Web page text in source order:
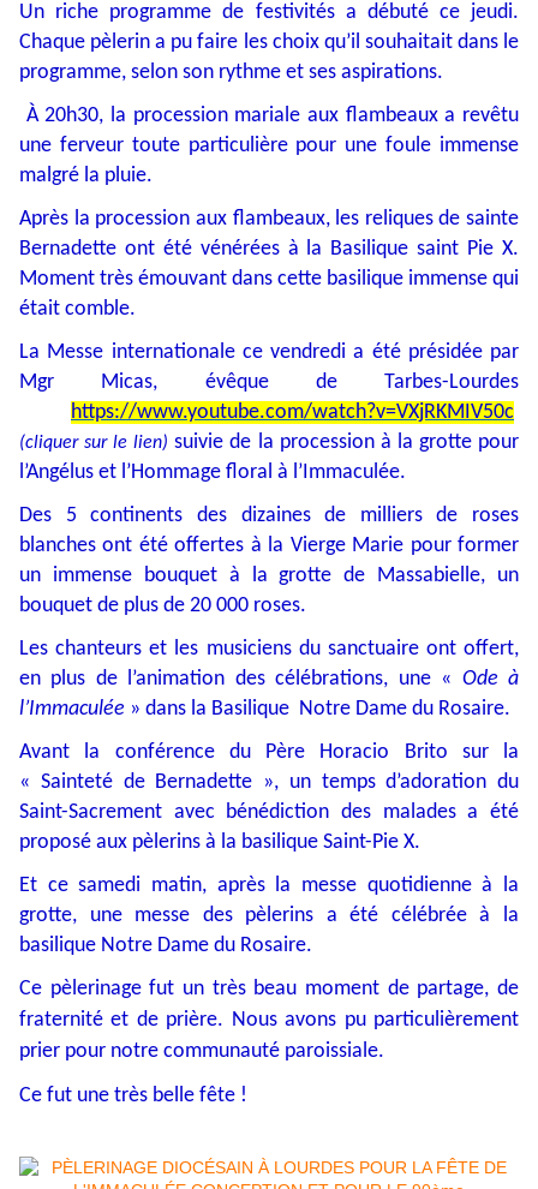
Un riche programme de festivités a débuté ce jeudi.
Chaque pèlerin a pu faire les choix qu’il souhaitait dans le
programme, selon son rythme et ses aspirations.
À 20h30, la procession mariale aux flambeaux a revêtu
une ferveur toute particulière pour une foule immense
malgré la pluie.
Après la procession aux flambeaux, les reliques de sainte
Bernadette ont été vénérées à la Basilique saint Pie X.
Moment très émouvant dans cette basilique immense qui
était comble.
La Messe internationale ce vendredi a été présidée par
Mgr Micas, évêque de Tarbes-Lourdes
https://www.youtube.com/watch?v=VXjRKMIV50c
(cliquer sur le lien) suivie de la procession à la grotte pour
l’Angélus et l’Hommage floral à l’Immaculée.
Des 5 continents des dizaines de milliers de roses
blanches ont été offertes à la Vierge Marie pour former
un immense bouquet à la grotte de Massabielle, un
bouquet de plus de 20 000 roses.
Les chanteurs et les musiciens du sanctuaire ont offert,
en plus de l’animation des célébrations, une « Ode à
l’Immaculée » dans la Basilique Notre Dame du Rosaire.
Avant la conférence du Père Horacio Brito sur la
« Sainteté de Bernadette », un temps d’adoration du
Saint-Sacrement avec bénédiction des malades a été
proposé aux pèlerins à la basilique Saint-Pie X.
Et ce samedi matin, après la messe quotidienne à la
grotte, une messe des pèlerins a été célébrée à la
basilique Notre Dame du Rosaire.
Ce pèlerinage fut un très beau moment de partage, de
fraternité et de prière. Nous avons pu particulièrement
prier pour notre communauté paroissiale.
Ce fut une très belle fête !